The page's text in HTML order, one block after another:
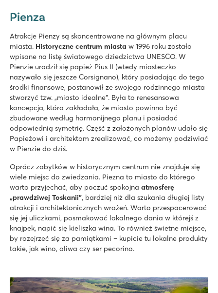
Pienza
Atrakcje Pienzy są skoncentrowane na głównym placu
miasta. Historyczne centrum miasta w 1996 roku zostało
wpisane na listę światowego dziedzictwa UNESCO. W
Pienzie urodził się papież Pius II (wtedy miasteczko
nazywało się jeszcze Corsignano), który posiadając do tego
środki finansowe, postanowił ze swojego rodzinnego miasta
stworzyć tzw. „miasto idealne”. Była to renesansowa
koncepcja, która zakładała, że miasto powinno być
zbudowane według harmonijnego planu i posiadać
odpowiednią symetrię. Część z założonych planów udało się
Papieżowi i architektom zrealizować, co możemy podziwiać
w Pienzie do dziś.
Oprócz zabytków w historycznym centrum nie znajduje się
wiele miejsc do zwiedzania. Piezna to miasto do którego
warto przyjechać, aby poczuć spokojna atmosferę
„prawdziwej Toskanii”, bardziej niż dla szukania długiej listy
atrakcji i architektonicznych wrażeń. Warto przespacerować
się jej uliczkami, posmakować lokalnego dania w którejś z
knajpek, napić się kieliszka wina. To również świetne miejsce,
by rozejrzeć się za pamiątkami – kupicie tu lokalne produkty
takie, jak wino, oliwa czy ser pecorino.